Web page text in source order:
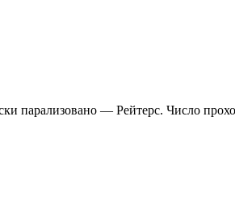
парализовано — Рейтерс. Число